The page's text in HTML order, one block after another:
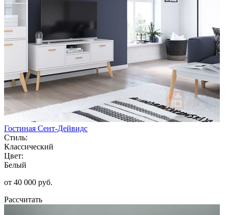
Гостиная Сент-Дейвидс
Стиль:
Классический
Цвет:
Белый
от 40 000 руб.
Рассчитать